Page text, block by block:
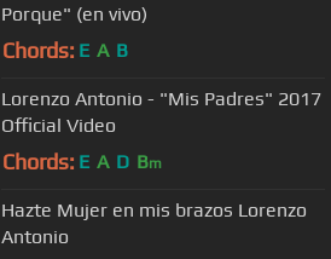
Porque" (en vivo)
Chords: E A B
Lorenzo Antonio - "Mis Padres" 2017
Official Video
Chords: E A D Bm
Hazte Mujer en mis brazos Lorenzo
Antonio